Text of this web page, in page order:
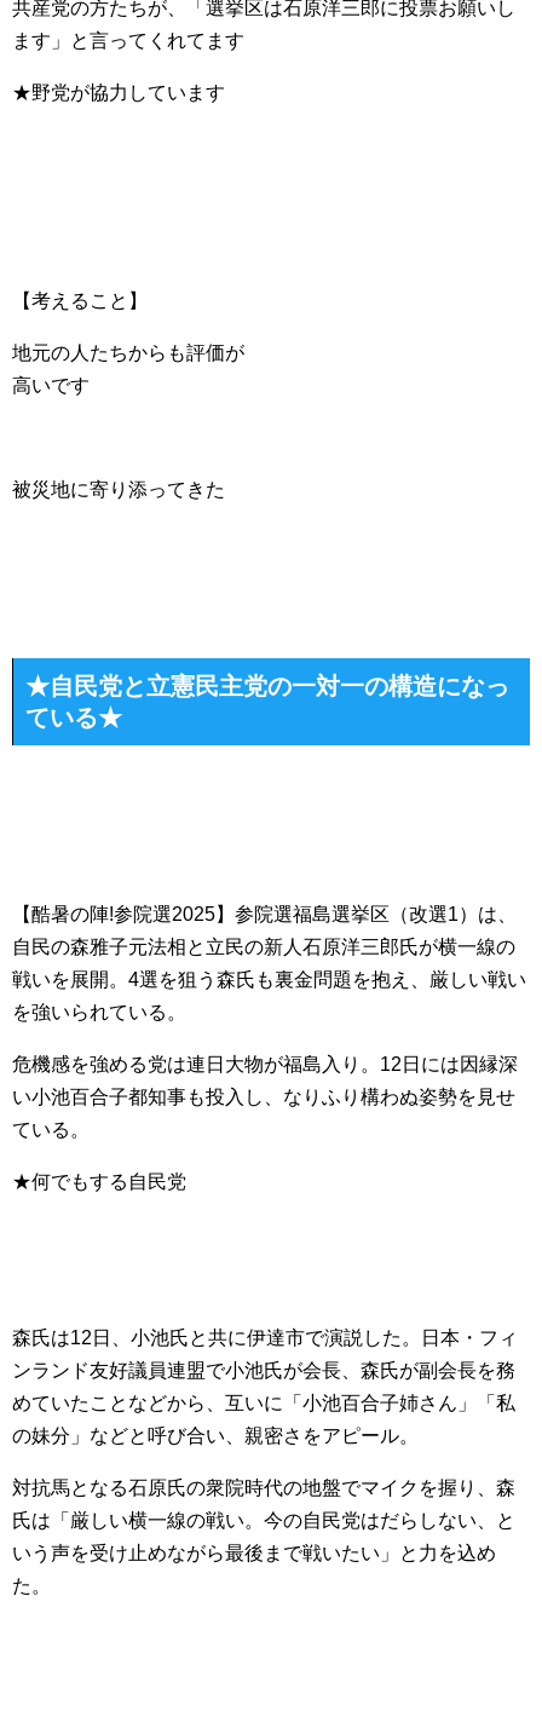
共産党の方たちが、「選挙区は石原洋三郎に投票お願いし
ます」と言ってくれてます
★野党が協力しています
【考えること】
地元の人たちからも評価が
高いです
被災地に寄り添ってきた
★自民党と立憲民主党の一対一の構造になっ
ている★
【酷暑の陣!参院選2025】参院選福島選挙区（改選1）は、
自民の森雅子元法相と立民の新人石原洋三郎氏が横一線の
戦いを展開。4選を狙う森氏も裏金問題を抱え、厳しい戦い
を強いられている。
危機感を強める党は連日大物が福島入り。12日には因縁深
い小池百合子都知事も投入し、なりふり構わぬ姿勢を見せ
ている。
★何でもする自民党
森氏は12日、小池氏と共に伊達市で演説した。日本・フィ
ンランド友好議員連盟で小池氏が会長、森氏が副会長を務
めていたことなどから、互いに「小池百合子姉さん」「私
の妹分」などと呼び合い、親密さをアピール。
対抗馬となる石原氏の衆院時代の地盤でマイクを握り、森
氏は「厳しい横一線の戦い。今の自民党はだらしない、と
いう声を受け止めながら最後まで戦いたい」と力を込め
た。